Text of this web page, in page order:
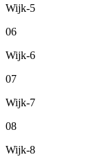
Wijk-5
06
Wijk-6
07
Wijk-7
08
Wijk-8